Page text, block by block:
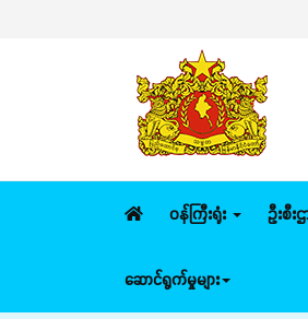
ဝန်ကြီးရုံး ဦးစီးဌ
ဆောင်ရွက်မှုများ